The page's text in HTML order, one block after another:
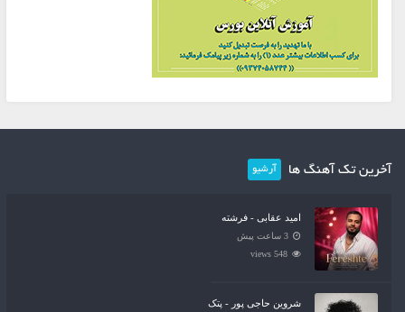
آخرین تک آهنگ ها آرشیو
امید عقابی - فرشته
3 ساعت پیش
548 views
شروین حاجی پور - پتک